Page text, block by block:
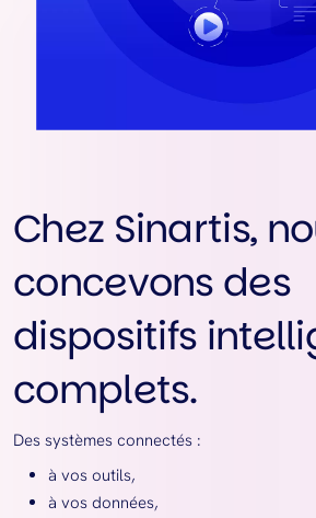
Chez Sinartis, nous
concevons des
dispositifs
complets.
Des systèmes connectés :
à vos outils,
à vos données,